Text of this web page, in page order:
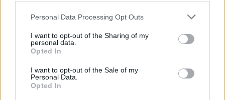
This information may also be disclosed by us to third parties
disclose it to other third parties.
Please note that this website/app uses one or more Google
services and may gather and store information including but
not limited to your visit or usage behaviour. You may click to
grant or deny consent to Google and its third-party tags to
Personal Data Processing Opt Outs
I want to opt-out of the Sharing of my
personal data.
Opted In
I want to opt-out of the Sale of my
Personal Data.
Opted In